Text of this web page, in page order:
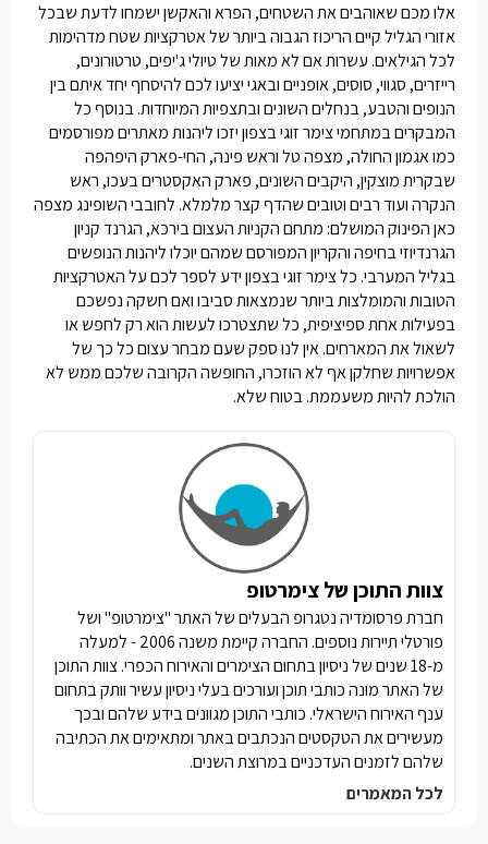
אלו מכם שאוהבים את השטחים, הפרא והאקשן ישמחו לדעת שבכל
אזורי הגליל קיים הריכוז הגבוה ביותר של אטרקציות שטח מדהימות
לכל הגילאים. עשרות אם לא מאות של טיולי ג'יפים, טרטורונים,
רייזרים, סגווי, סוסים, אופניים ובאגי יציעו לכם להיסחף יחד איתם בין
הנופים והטבע, בנחלים השונים ובתצפיות המיוחדות. בנוסף כל
המבקרים במתחמיצימר זוגי בצפוןיזכו ליהנות מאתרים מפורסמים
כמו אגמון החולה, מצפה טל וראש פינה, החי-פארק היפהפה
שבקרית מוצקין, היקבים השונים, פארק האקסטרים בעכו, ראש
הנקרה ועוד רבים וטובים שהדף קצר מלמלא. לחובבי השופינג מצפה
כאן הפינוק המושלם: מתחם הקניות העצום בירכא, הגרנד קניון
הגרנדיוזי בחיפה והקריון המפורסם שמהם יוכלו ליהנות הנופשים
בגליל המערבי. כלצימר זוגי בצפוןידע לספר לכם על האטרקציות
הטובות והמומלצות ביותר שנמצאות סביבו ואם חשקה נפשכם
בפעילות אחת ספיציפית, כל שתצטרכו לעשות הוא רק לחפש או
לשאול את המארחים. אין לנו ספק שעם מבחר עצום כל כך של
אפשרויות שחלקן אף לא הוזכרו, החופשה הקרובה שלכם ממש לא
הולכת להיות משעממת. בטוח שלא.
צוות התוכן של צימרטופ
חברת פרסומדיה נטגרופ הבעלים של האתר "צימרטופ" ושל
פורטלי תיירות נוספים. החברה קיימת משנה 2006 - למעלה
מ-18 שנים של ניסיון בתחום הצימרים והאירוח הכפרי. צוות התוכן
של האתר מונה כותבי תוכן ועורכים בעלי ניסיון עשיר וותק בתחום
ענף האירוח הישראלי. כותבי התוכן מגוונים בידע שלהם ובכך
מעשירים את הטקסטים הנכתבים באתר ומתאימים את הכתיבה
שלהם לזמנים העדכניים במרוצת השנים.
לכל המאמרים